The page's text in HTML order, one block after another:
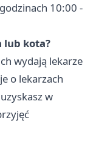
10:00 -
lub kota?
wydają lekarze
o lekarzach
w